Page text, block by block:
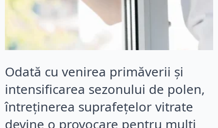
Odată cu venirea primăverii și
intensificarea sezonului de polen,
întreținerea suprafețelor vitrate
devine o provocare pentru mulți